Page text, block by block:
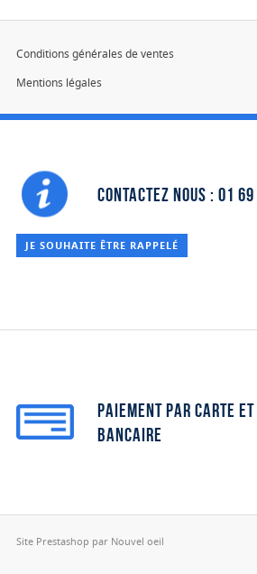
Conditions générales de ventes
Mentions légales
Contactez nous : 01 69
JE SOUHAITE ÊTRE RAPPELÉ
Paiement par carte
bancaire
Site Prestashop par Nouvel oeil